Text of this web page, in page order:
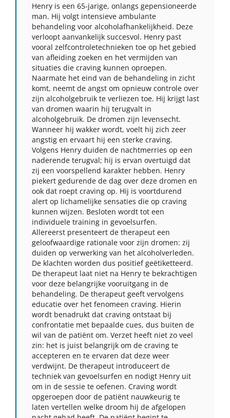
Henry is een 65-jarige, onlangs gepensioneerde
man. Hij volgt intensieve ambulante
behandeling voor alcoholafhankelijkheid. Deze
verloopt aanvankelijk succesvol. Henry past
vooral zelfcontroletechnieken toe op het gebied
van afleiding zoeken en het vermijden van
situaties die craving kunnen oproepen.
Naarmate het eind van de behandeling in zicht
komt, neemt de angst om opnieuw controle over
zijn alcoholgebruik te verliezen toe. Hij krijgt last
van dromen waarin hij terugvalt in
alcoholgebruik. De dromen zijn levensecht.
Wanneer hij wakker wordt, voelt hij zich zeer
angstig en ervaart hij een sterke craving.
Volgens Henry duiden de nachtmerries op een
naderende terugval; hij is ervan overtuigd dat
zij een voorspellend karakter hebben. Henry
piekert gedurende de dag over deze dromen en
ook dat roept craving op. Hij is voortdurend
alert op lichamelijke sensaties die op craving
kunnen wijzen. Besloten wordt tot een
individuele training in gevoelsurfen.
Allereerst presenteert de therapeut een
geloofwaardige rationale voor zijn dromen: zij
duiden op verwerking van het alcoholverleden.
De klachten worden dus positief geëtiketteerd.
De therapeut laat niet na Henry te bekrachtigen
voor deze belangrijke vooruitgang in de
behandeling. De therapeut geeft vervolgens
educatie over het fenomeen craving. Hierin
wordt benadrukt dat craving ontstaat bij
confrontatie met bepaalde cues, dus buiten de
wil van de patiënt om. Verzet heeft niet zo veel
zin: het is juist belangrijk om de craving te
accepteren en te ervaren dat deze weer
verdwijnt. De therapeut introduceert de
techniek van gevoelsurfen en nodigt Henry uit
om in de sessie te oefenen. Craving wordt
opgeroepen door de patiënt nauwkeurig te
laten vertellen welke droom hij de afgelopen